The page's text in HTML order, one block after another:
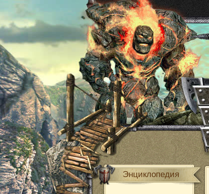
Энциклопедия